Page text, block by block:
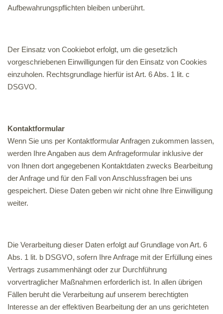
Aufbewahrungspflichten bleiben unberührt.
Der Einsatz von Cookiebot erfolgt, um die gesetzlich
vorgeschriebenen Einwilligungen für den Einsatz von Cookies
einzuholen. Rechtsgrundlage hierfür ist Art. 6 Abs. 1 lit. c
DSGVO.
Kontaktformular
Wenn Sie uns per Kontaktformular Anfragen zukommen lassen,
werden Ihre Angaben aus dem Anfrageformular inklusive der
von Ihnen dort angegebenen Kontaktdaten zwecks Bearbeitung
der Anfrage und für den Fall von Anschlussfragen bei uns
gespeichert. Diese Daten geben wir nicht ohne Ihre Einwilligung
weiter.
Die Verarbeitung dieser Daten erfolgt auf Grundlage von Art. 6
Abs. 1 lit. b DSGVO, sofern Ihre Anfrage mit der Erfüllung eines
Vertrags zusammenhängt oder zur Durchführung
vorvertraglicher Maßnahmen erforderlich ist. In allen übrigen
Fällen beruht die Verarbeitung auf unserem berechtigten
Interesse an der effektiven Bearbeitung der an uns gerichteten